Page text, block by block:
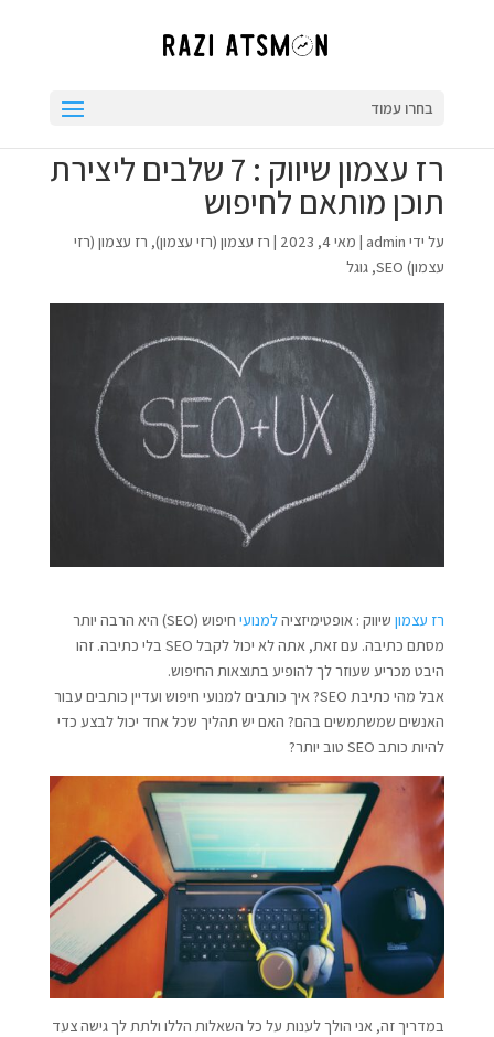
בחרו עמוד
רז עצמון שיווק : 7 שלבים ליצירת
תוכן מותאם לחיפוש
על ידי admin
| מאי 4, 2023 | רז עצמון (רזי עצמון), רז עצמון (רזי
עצמון) SEO
, גוגל
רז עצמוןשיווק : אופטימיזציהלמנועי
חיפוש (SEO) היא הרבה יותר
מסתם כתיבה. עם זאת, אתה לא יכול לקבל SEO בלי כתיבה. זהו
היבט מכריע שעוזר לך להופיע בתוצאות החיפוש.
אבל מהי כתיבת SEO? איך כותבים למנועי חיפוש ועדיין כותבים עבור
האנשים שמשתמשים בהם? האם יש תהליך שכל אחד יכול לבצע כדי
להיות כותב SEO טוב יותר?
במדריך זה, אני הולך לענות על כל השאלות הללו ולתת לך גישה צעד